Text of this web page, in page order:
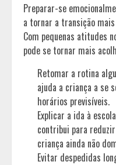
Preparar-se
a tornar a transição
Com pequenas atitudes
pode se tornar mais
Retomar a rotina
ajuda a criança a se
horários previsíveis.
Explicar a ida à
contribui para
criança ainda não
Evitar despedidas